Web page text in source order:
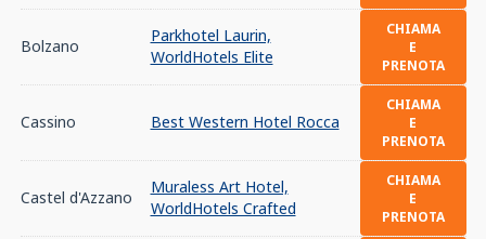
Bolzano
Parkhotel Laurin,
WorldHotels Elite
CHIAMA
E
PRENOTA
Cassino Best Western Hotel Rocca
CHIAMA
E
PRENOTA
Castel d'Azzano
Muraless Art Hotel,
WorldHotels Crafted
CHIAMA
E
PRENOTA